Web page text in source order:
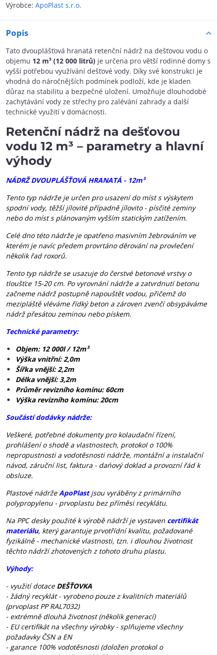
Výrobce: ApoPlast s.r.o.
Popis
Tato dvouplášťová hranatá retenční nádrž na dešťovou vodu o
objemu 12 m³ (12 000 litrů) je určena pro větší rodinné domy s
vyšší potřebou využívání dešťové vody. Díky své konstrukci je
vhodná do náročnějších podmínek podloží, kde je kladen
důraz na stabilitu a bezpečné uložení. Umožňuje dlouhodobé
zachytávání vody ze střechy pro zalévání zahrady a další
technické využití v domácnosti.
Retenční nádrž na dešťovou
vodu 12 m³ – parametry a hlavní
výhody
NÁDRŽ DVOUPLÁŠŤOVÁ HRANATÁ - 12m³
Tento typ nádrže je určen pro usazení do míst s výskytem
spodní vody, těžší jílovité případně jílovito - písčité zeminy
nebo do míst s plánovaným vyšším statickým zatížením.
Celé dno této nádrže je opatřeno masivním žebrováním ve
kterém je navíc předem provrtáno děrování na provlečení
několik řad roxorů.
Tento typ nádrže se usazuje do čerstvé betonové vrstvy o
tloušťce 15-20 cm. Po vyrovnání nádrže a zatvrdnutí betonu
začneme nádrž postupně napouštět vodou, přičemž do
mezipláště vléváme řídký beton a zároven zvenčí obsypáváme
nádrž přesátou zeminou nebo pískem.
Technické parametry:
Objem: 12 000l / 12m³
Výška vnitřní: 2,0m
Šířka vnější: 2,2m
Délka vnější: 3,2m
Průměr revizního komínu: 60cm
Výška revizního komínu: 20cm
Součástí dodávky nádrže:
Veškeré, potřebné dokumenty pro kolaudační řízení,
prohlášení o shodě a vlastnostech, protokol o 100%
nepropustnosti a vodotěsnosti nádrže, montážní a instalační
návod, záruční list, faktura - dańový doklad a provozní řád k
obsluze.
Plastové nádržeApoPlastjsou vyráběny z primárního
polypropylenu - prvoplastu bez příměsi recyklátu.
Na PPC desky použité k výrobě nádrží je vystaven certifikát
materiálu, který garantuje prvotřídní kvalitu, požadované
fyzikálně - mechanické vlastnosti, tzn. i dlouhou životnost
těchto nádrží zhotovených z tohoto druhu plastu.
Výhody:
- využití dotaceDEŠŤOVKA
- žádný recyklát - vyrobeno pouze z kvalitních materiálů
(prvoplast PP RAL7032)
- extrémně dlouhá životnost (několik generací)
- EU certifikát na všechny výrobky - splňujeme všechny
požadavky ČSN a EN
- garance 100% vodotěsnosti (doložen protokol o